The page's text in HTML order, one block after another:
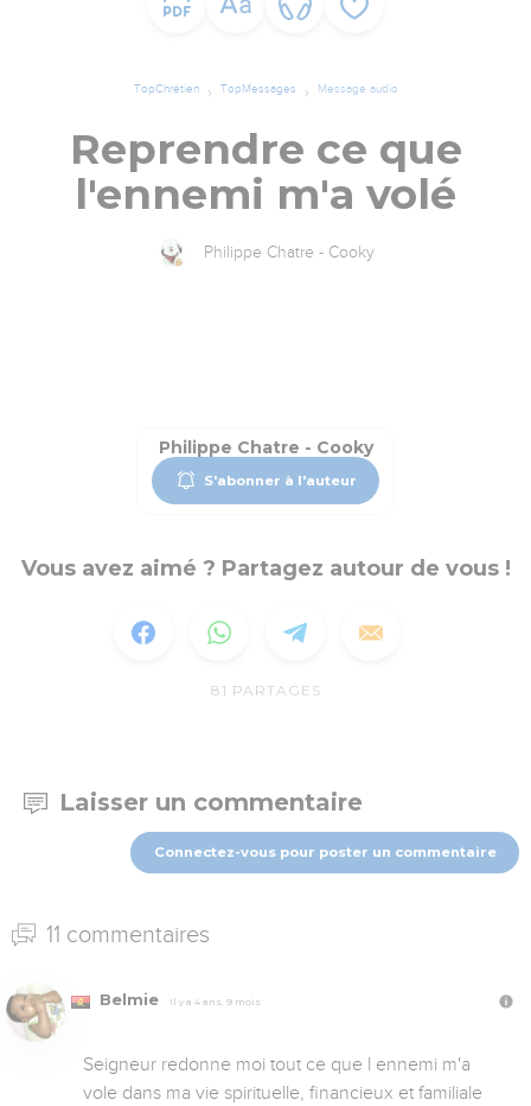
TopChrétien TopMessages Message audio
Reprendre ce que
l'ennemi m'a volé
Philippe Chatre - Cooky
Philippe Chatre - Cooky
S'abonner à l'auteur
Vous avez aimé ? Partagez autour de vous !
81 PARTAGES
Laisser un commentaire
Connectez-vous pour poster un commentaire
11 commentaires
Belmie Il y a 4 ans, 9 mois
Seigneur redonne moi tout ce que l ennemi m'a
vole dans ma vie spirituelle, financieux et familiale